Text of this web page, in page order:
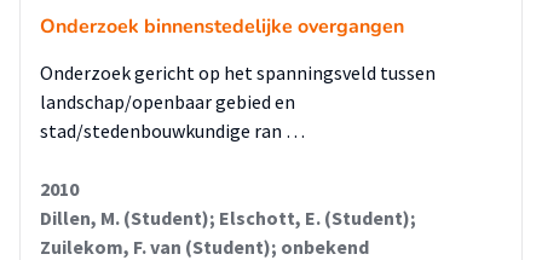
Onderzoek binnenstedelijke overgangen
Onderzoek gericht op het spanningsveld tussen
landschap/openbaar gebied en
stad/stedenbouwkundige ran …
2010
Dillen, M. (Student); Elschott, E. (Student);
Zuilekom, F. van (Student); onbekend